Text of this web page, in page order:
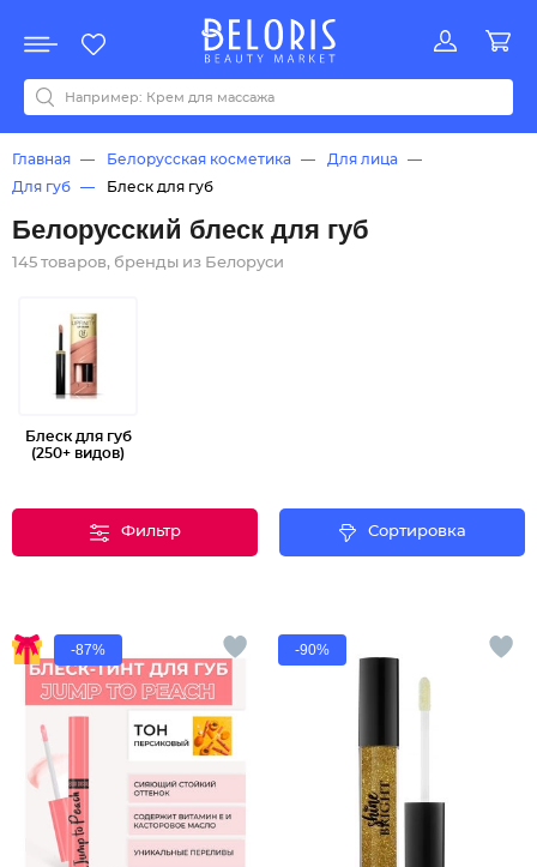
Акции
Все бренды
0-9ABCDEFGHIJKLMNOPQRSTUVWYZАБВДЗИМОКЛНПРСТУФ
Главная Белорусская косметика
Для лица
Для губ
Блеск для губ
Белорусский блеск для губ
145 товаров, бренды из Белоруси
Блеск для губ
(250+ видов)
Фильтр Сортировка
-87% -90%